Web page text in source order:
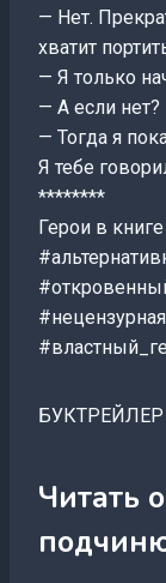
— Нет.
хватит
— Я только
— А если нет?
— Тогда я
Я тебе
********
Герои в
Читать